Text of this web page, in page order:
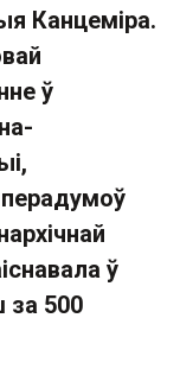
Канцеміра.
ў
перадумоў
ў
за 500